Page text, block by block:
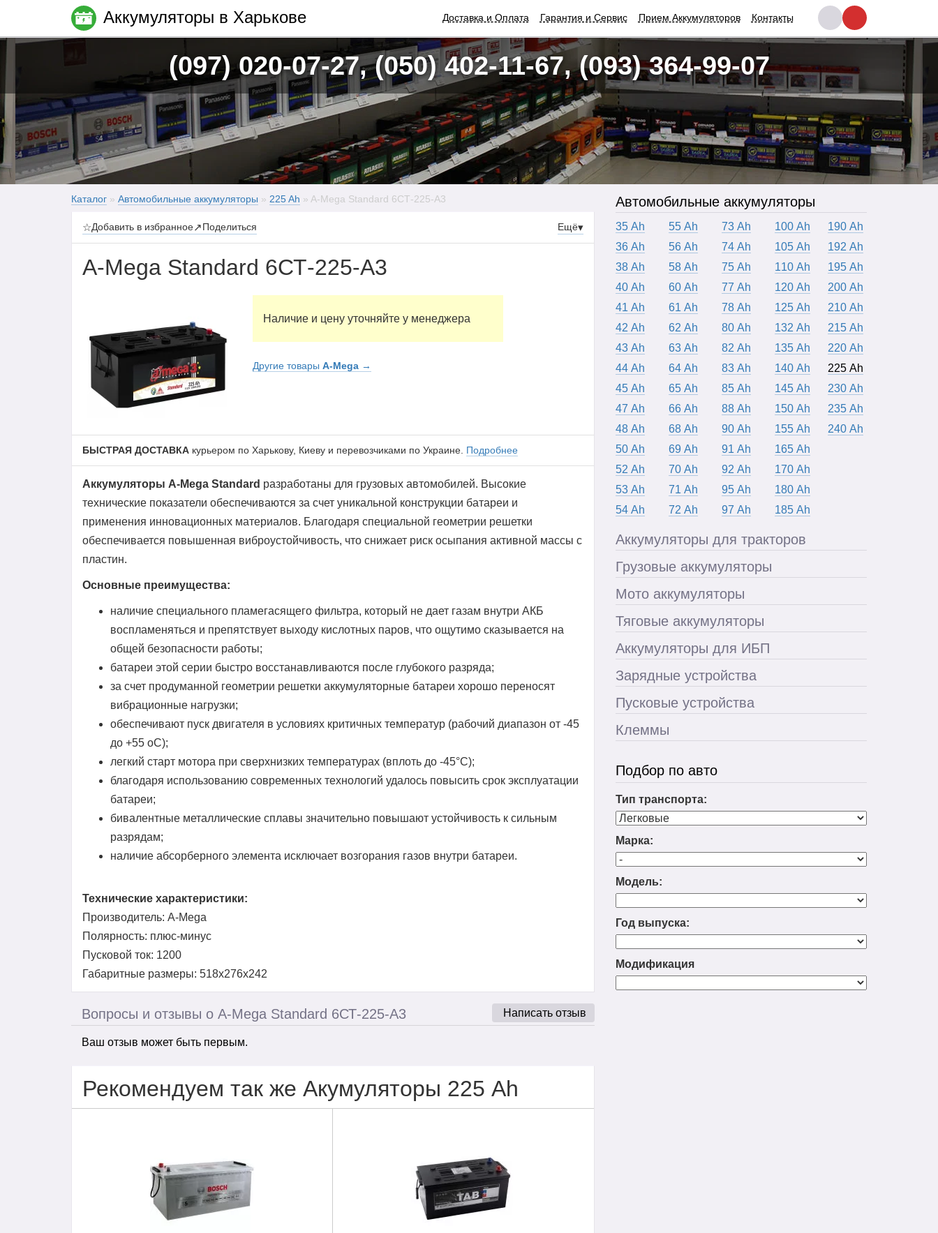
(097) 020-07-27, (050) 402-11-67, (093) 364-99-07
Каталог » Автомобильные аккумуляторы » 225 Ah » A-Mega Standard 6СТ-225-А3
☆Добавить в избранное↗Поделиться Ещё▾
A-Mega Standard 6СТ-225-А3
Наличие и цену уточняйте у менеджера
Другие товарыA-Mega →
БЫСТРАЯ ДОСТАВКА курьером по Харькову, Киеву и перевозчиками по Украине. Подробнее
Аккумуляторы A-Mega Standard разработаны для грузовых автомобилей. Высокие
технические показатели обеспечиваются за счет уникальной конструкции батареи и
применения инновационных материалов. Благодаря специальной геометрии решетки
обеспечивается повышенная виброустойчивость, что снижает риск осыпания активной массы с
пластин.
Основные преимущества:
наличие специального пламегасящего фильтра, который не дает газам внутри АКБ
воспламеняться и препятствует выходу кислотных паров, что ощутимо сказывается на
общей безопасности работы;
батареи этой серии быстро восстанавливаются после глубокого разряда;
за счет продуманной геометрии решетки аккумуляторные батареи хорошо переносят
вибрационные нагрузки;
обеспечивают пуск двигателя в условиях критичных температур (рабочий диапазон от -45
до +55 оС);
легкий старт мотора при сверхнизких температурах (вплоть до -45°С);
благодаря использованию современных технологий удалось повысить срок эксплуатации
батареи;
бивалентные металлические сплавы значительно повышают устойчивость к сильным
разрядам;
наличие абсорберного элемента исключает возгорания газов внутри батареи.
Технические характеристики:
Производитель: A-Mega
Полярность: плюс-минус
Пусковой ток: 1200
Габаритные размеры: 518x276x242
Написать отзыв
Вопросы и отзывы о A-Mega Standard 6СТ-225-А3
Ваш отзыв может быть первым.
Рекомендуем так же Акумуляторы 225 Ah
Автомобильные аккумуляторы
35 Ah
36 Ah
38 Ah
40 Ah
41 Ah
42 Ah
43 Ah
44 Ah
45 Ah
47 Ah
48 Ah
50 Ah
52 Ah
53 Ah
54 Ah
55 Ah
56 Ah
58 Ah
60 Ah
61 Ah
62 Ah
63 Ah
64 Ah
65 Ah
66 Ah
68 Ah
69 Ah
70 Ah
71 Ah
72 Ah
73 Ah
74 Ah
75 Ah
77 Ah
78 Ah
80 Ah
82 Ah
83 Ah
85 Ah
88 Ah
90 Ah
91 Ah
92 Ah
95 Ah
97 Ah
100 Ah
105 Ah
110 Ah
120 Ah
125 Ah
132 Ah
135 Ah
140 Ah
145 Ah
150 Ah
155 Ah
165 Ah
170 Ah
180 Ah
185 Ah
190 Ah
192 Ah
195 Ah
200 Ah
210 Ah
215 Ah
220 Ah
225 Ah
230 Ah
235 Ah
240 Ah
Аккумуляторы для тракторов
Грузовые аккумуляторы
Мото аккумуляторы
Тяговые аккумуляторы
Аккумуляторы для ИБП
Зарядные устройства
Пусковые устройства
Клеммы
Подбор по авто
Тип транспорта:
Марка:
Модель:
Год выпуска:
Модификация
Аккумуляторы в Харькове Доставка и Оплата Гарантия и Сервис Прием Аккумуляторов Контакты